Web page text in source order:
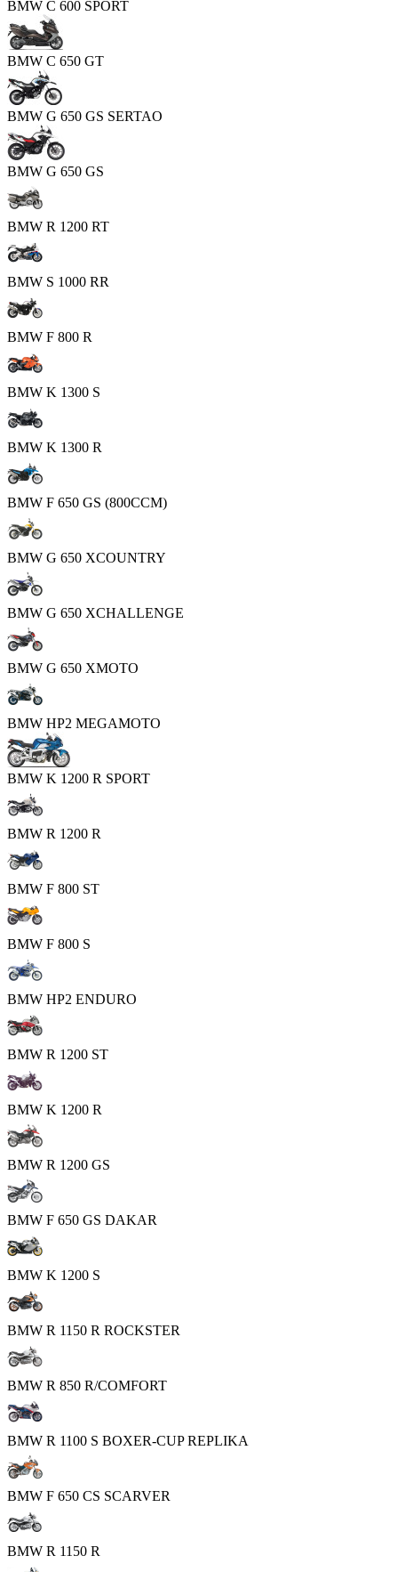
BMW C 600 SPORT
BMW C 650 GT
BMW G 650 GS SERTAO
BMW G 650 GS
BMW R 1200 RT
BMW S 1000 RR
BMW F 800 R
BMW K 1300 S
BMW K 1300 R
BMW F 650 GS (800CCM)
BMW G 650 XCOUNTRY
BMW G 650 XCHALLENGE
BMW G 650 XMOTO
BMW HP2 MEGAMOTO
BMW K 1200 R SPORT
BMW R 1200 R
BMW F 800 ST
BMW F 800 S
BMW HP2 ENDURO
BMW R 1200 ST
BMW K 1200 R
BMW R 1200 GS
BMW F 650 GS DAKAR
BMW K 1200 S
BMW R 1150 R ROCKSTER
BMW R 850 R/COMFORT
BMW R 1100 S BOXER-CUP REPLIKA
BMW F 650 CS SCARVER
BMW R 1150 R